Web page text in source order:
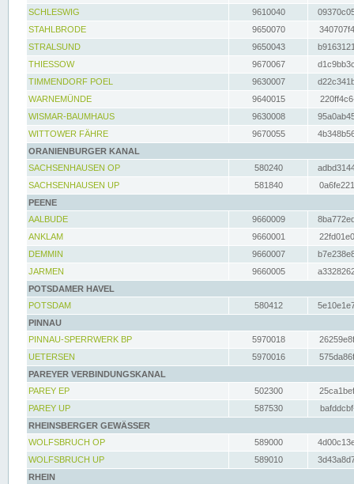
SCHLESWIG
9610040
STAHLBRODE
9650070
STRALSUND
9650043
THIESSOW
9670067
TIMMENDORF POEL
9630007
WARNEMÜNDE
9640015
WISMAR-BAUMHAUS
9630008
WITTOWER FÄHRE
9670055
ORANIENBURGER KANAL
SACHSENHAUSEN OP
580240
SACHSENHAUSEN UP
581840
PEENE
AALBUDE
9660009
ANKLAM
9660001
DEMMIN
9660007
JARMEN
9660005
POTSDAMER HAVEL
POTSDAM
580412
PINNAU
PINNAU-SPERRWERK BP
5970018
UETERSEN
5970016
PAREYER VERBINDUNGSKANAL
PAREY EP
502300
PAREY UP
587530
RHEINSBERGER GEWÄSSER
WOLFSBRUCH OP
589000
WOLFSBRUCH UP
589010
RHEIN